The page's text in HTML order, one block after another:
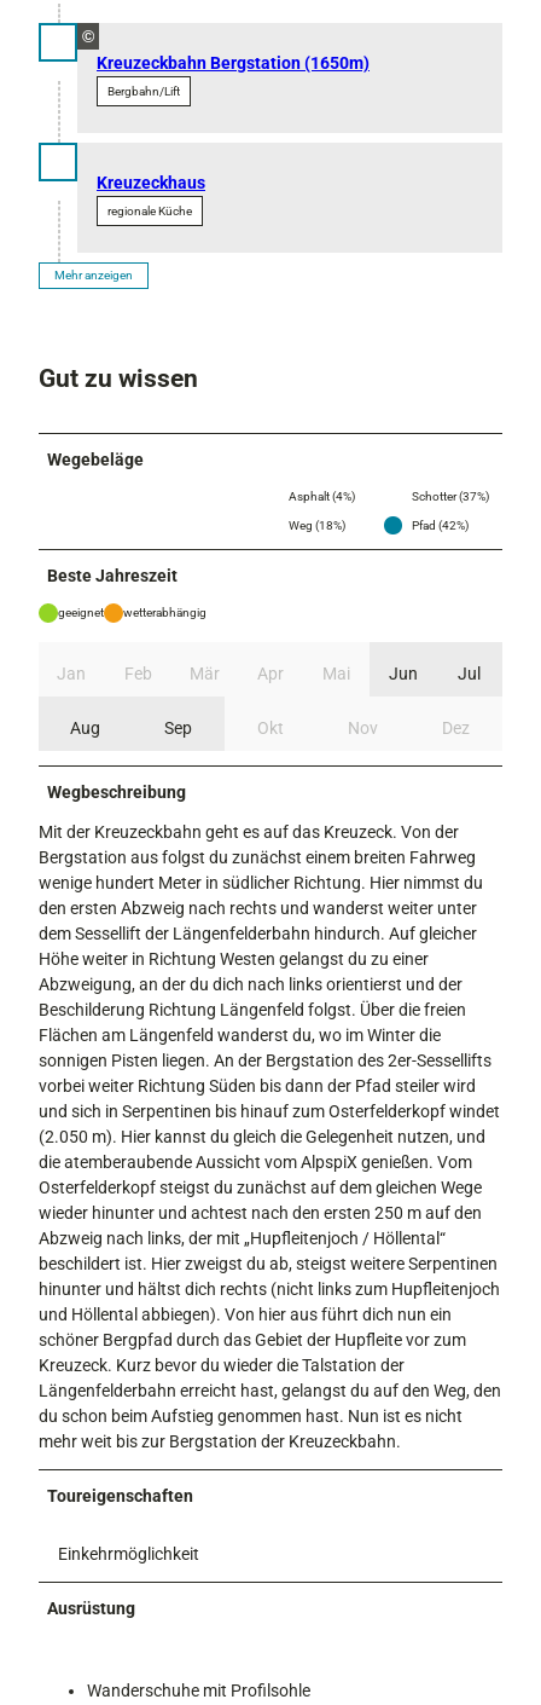
©
Kreuzeckbahn Bergstation (1650m)
Bergbahn/Lift
Kreuzeckhaus
regionale Küche
Mehr anzeigen
Gut zu wissen
Wegebeläge
Asphalt (4%) Schotter (37%)
Weg (18%) Pfad (42%)
Beste Jahreszeit
geeignet wetterabhängig
Jan Feb Mär Apr Mai Jun Jul
Aug Sep Okt Nov Dez
Wegbeschreibung
Mit der Kreuzeckbahn geht es auf das Kreuzeck. Von der
Bergstation aus folgst du zunächst einem breiten Fahrweg
wenige hundert Meter in südlicher Richtung. Hier nimmst du
den ersten Abzweig nach rechts und wanderst weiter unter
dem Sessellift der Längenfelderbahn hindurch. Auf gleicher
Höhe weiter in Richtung Westen gelangst du zu einer
Abzweigung, an der du dich nach links orientierst und der
Beschilderung Richtung Längenfeld folgst. Über die freien
Flächen am Längenfeld wanderst du, wo im Winter die
sonnigen Pisten liegen. An der Bergstation des 2er-Sessellifts
vorbei weiter Richtung Süden bis dann der Pfad steiler wird
und sich in Serpentinen bis hinauf zum Osterfelderkopf windet
(2.050 m). Hier kannst du gleich die Gelegenheit nutzen, und
die atemberaubende Aussicht vom AlpspiX genießen. Vom
Osterfelderkopf steigst du zunächst auf dem gleichen Wege
wieder hinunter und achtest nach den ersten 250 m auf den
Abzweig nach links, der mit „Hupfleitenjoch / Höllental“
beschildert ist. Hier zweigst du ab, steigst weitere Serpentinen
hinunter und hältst dich rechts (nicht links zum Hupfleitenjoch
und Höllental abbiegen). Von hier aus führt dich nun ein
schöner Bergpfad durch das Gebiet der Hupfleite vor zum
Kreuzeck. Kurz bevor du wieder die Talstation der
Längenfelderbahn erreicht hast, gelangst du auf den Weg, den
du schon beim Aufstieg genommen hast. Nun ist es nicht
mehr weit bis zur Bergstation der Kreuzeckbahn.
Toureigenschaften
Einkehrmöglichkeit
Ausrüstung
Wanderschuhe mit Profilsohle